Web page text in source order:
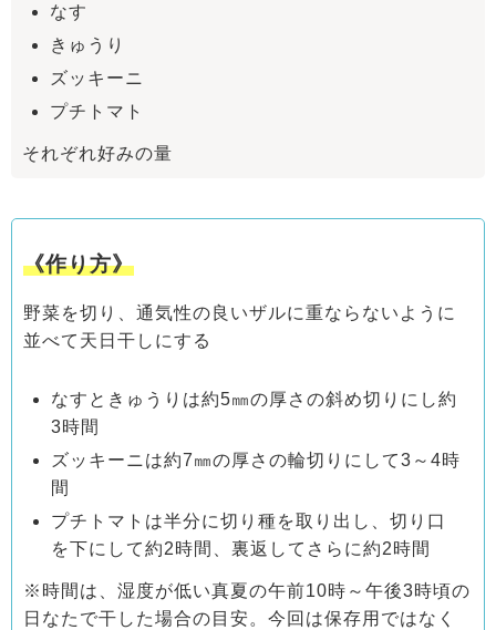
なす
きゅうり
ズッキーニ
プチトマト
それぞれ好みの量
《作り方》
野菜を切り、通気性の良いザルに重ならないように
並べて天日干しにする
なすときゅうりは約5㎜の厚さの斜め切りにし約
3時間
ズッキーニは約7㎜の厚さの輪切りにして3～4時
間
プチトマトは半分に切り種を取り出し、切り口
を下にして約2時間、裏返してさらに約2時間
※時間は、湿度が低い真夏の午前10時～午後3時頃の
日なたで干した場合の目安。今回は保存用ではなく